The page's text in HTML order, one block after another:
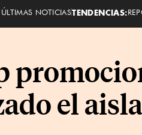
ÚLTIMAS NOTICIASTENDENCIAS:
el